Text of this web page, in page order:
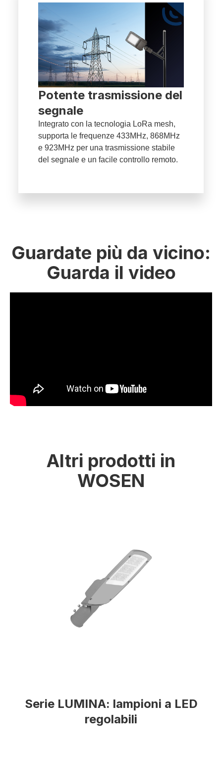
Potente trasmissione del
segnale
Integrato con la tecnologia LoRa mesh,
supporta le frequenze 433MHz, 868MHz
e 923MHz per una trasmissione stabile
del segnale e un facile controllo remoto.
Guardate più da vicino:
Guarda il video
Altri prodotti in
WOSEN
Serie LUMINA: lampioni a LED
regolabili